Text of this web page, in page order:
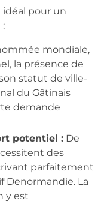
pour un
mondiale,
la présence de
statut de ville-
du Gâtinais
demande
potentiel : De
des
parfaitement
Denormandie. La
y est